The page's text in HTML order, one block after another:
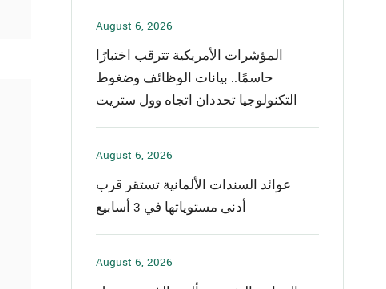
August 6, 2026
المؤشرات الأمريكية تترقب اختبارًا
حاسمًا.. بيانات الوظائف وضغوط
التكنولوجيا تحددان اتجاه وول ستريت
August 6, 2026
عوائد السندات الألمانية تستقر قرب
أدنى مستوياتها في 3 أسابيع
August 6, 2026